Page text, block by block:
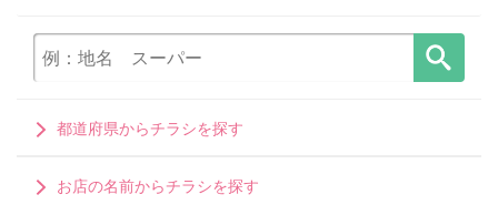
都道府県からチラシを探す
お店の名前からチラシを探す